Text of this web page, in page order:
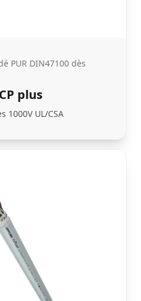
PUR DIN47100 dès
plus
1000V UL/CSA